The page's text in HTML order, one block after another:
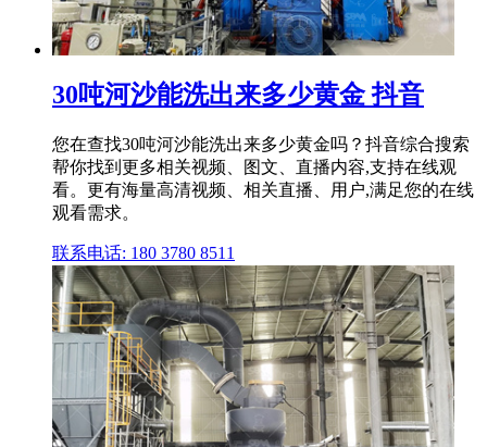
30吨河沙能洗出来多少黄金 抖音
您在查找30吨河沙能洗出来多少黄金吗？抖音综合搜索
帮你找到更多相关视频、图文、直播内容,支持在线观
看。更有海量高清视频、相关直播、用户,满足您的在线
观看需求。
联系电话: 180 3780 8511